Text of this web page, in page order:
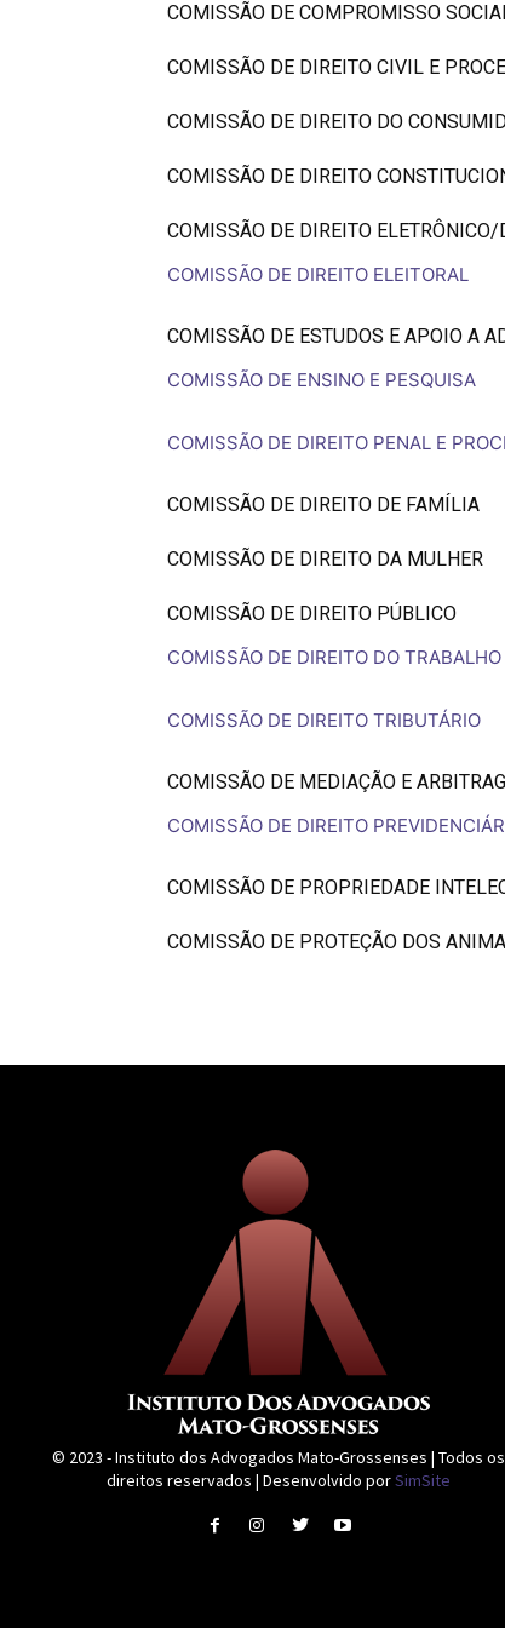
COMISSÃO DE COMPROMISSO
COMISSÃO DE DIREITO CIVIL E
COMISSÃO DE DIREITO DO
COMISSÃO DE DIREITO
COMISSÃO DE DIREITO ELETRÔNICO/
COMISSÃO DE DIREITO ELEITORAL
COMISSÃO DE ESTUDOS E APOIO A
COMISSÃO DE ENSINO E PESQUISA
COMISSÃO DE DIREITO PENAL E
COMISSÃO DE DIREITO DE FAMÍLIA
COMISSÃO DE DIREITO DA MULHER
COMISSÃO DE DIREITO PÚBLICO
COMISSÃO DE DIREITO DO TRABALHO
COMISSÃO DE DIREITO TRIBUTÁRIO
COMISSÃO DE MEDIAÇÃO E
COMISSÃO DE DIREITO
COMISSÃO DE PROPRIEDADE
COMISSÃO DE PROTEÇÃO DOS
© 2023 - Instituto dos Advogados Mato-Grossenses | Todos os
direitos reservados | Desenvolvido porSimSite